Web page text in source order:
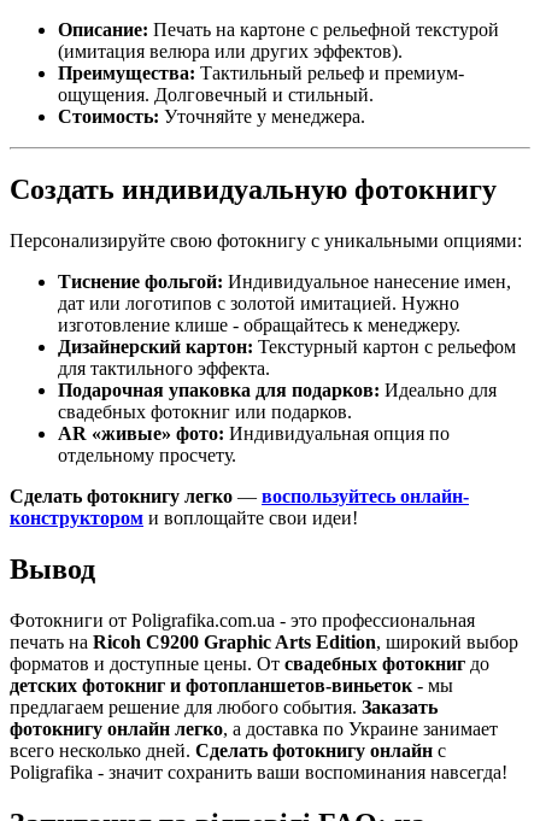
Описание: Печать на картоне с рельефной текстурой
(имитация велюра или других эффектов).
Преимущества: Тактильный рельеф и премиум-
ощущения. Долговечный и стильный.
Стоимость: Уточняйте у менеджера.
Создать индивидуальную фотокнигу
Персонализируйте свою фотокнигу с уникальными опциями:
Тиснение фольгой: Индивидуальное нанесение имен,
дат или логотипов с золотой имитацией. Нужно
изготовление клише - обращайтесь к менеджеру.
Дизайнерский картон: Текстурный картон с рельефом
для тактильного эффекта.
Подарочная упаковка для подарков: Идеально для
свадебных фотокниг или подарков.
AR «живые» фото: Индивидуальная опция по
отдельному просчету.
Сделать фотокнигу легко — воспользуйтесь онлайн-
конструктором и воплощайте свои идеи!
Вывод
Фотокниги от Poligrafika.com.ua - это профессиональная
печать на Ricoh C9200 Graphic Arts Edition, широкий выбор
форматов и доступные цены. От свадебных фотокниг до
детских фотокниг и фотопланшетов-виньеток - мы
предлагаем решение для любого события. Заказать
фотокнигу онлайн легко, а доставка по Украине занимает
всего несколько дней. Сделать фотокнигу онлайн с
Poligrafika - значит сохранить ваши воспоминания навсегда!